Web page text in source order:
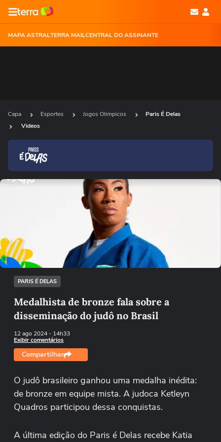
MAPA ASTRALTERRA MAILCENTRAL DO ASSINANTE
Capa Esportes Jogos Olimpicos
Paris É Delas
Videos
Não foi possível reproduzir o vídeo
Tentar novamente
PARIS É DELAS
Medalhista de bronze fala sobre a
disseminação do judô no Brasil
12 ago 2024- 14h33
Exibir comentários
Compartilhar
O judô brasileiro ganhou uma medalha inédita:
de bronze em equipe mista. A judoca Ketleyn
Quadros participou dessa conquistas.
A última edição do Paris é Delas recebe Katia